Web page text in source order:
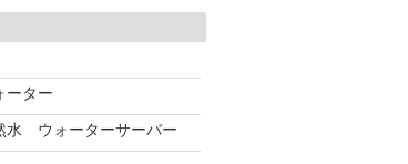
ーター
水 ウォーターサーバー